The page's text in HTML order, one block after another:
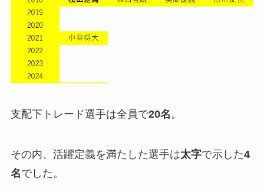
支配下トレード選手は全員で20名。
その内、活躍定義を満たした選手は太字で示した4
名でした。